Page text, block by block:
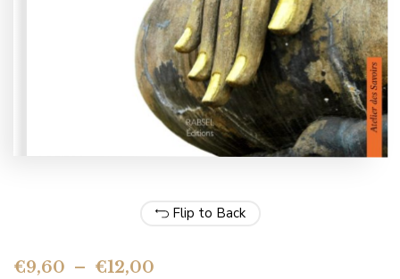
Flip to Back
€9,60 – €12,00